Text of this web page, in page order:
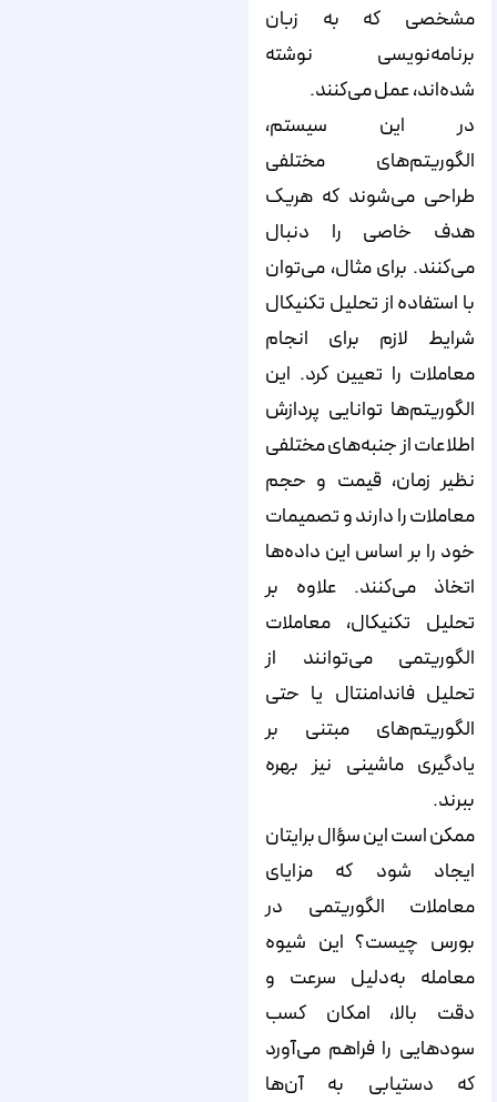
مشخصی که به زبان
برنامه‌نویسی نوشته
شده‌اند، عمل می‌کنند.
در این سیستم،
الگوریتم‌های مختلفی
طراحی می‌شوند که هریک
هدف خاصی را دنبال
می‌کنند. برای مثال، می‌توان
با استفاده از تحلیل تکنیکال
شرایط لازم برای انجام
معاملات را تعیین کرد. این
الگوریتم‌ها توانایی پردازش
اطلاعات از جنبه‌های مختلفی
نظیر زمان، قیمت و حجم
معاملات را دارند و تصمیمات
خود را بر اساس این داده‌ها
اتخاذ می‌کنند. علاوه بر
تحلیل تکنیکال، معاملات
الگوریتمی می‌توانند از
تحلیل فاندامنتال یا حتی
الگوریتم‌های مبتنی بر
یادگیری ماشینی نیز بهره
ببرند.
ممکن است این سؤال برایتان
ایجاد شود که مزایای
معاملات الگوریتمی در
بورس چیست؟ این شیوه
معامله به‌دلیل سرعت و
دقت بالا، امکان کسب
سودهایی را فراهم می‌آورد
که دستیابی به آن‌ها